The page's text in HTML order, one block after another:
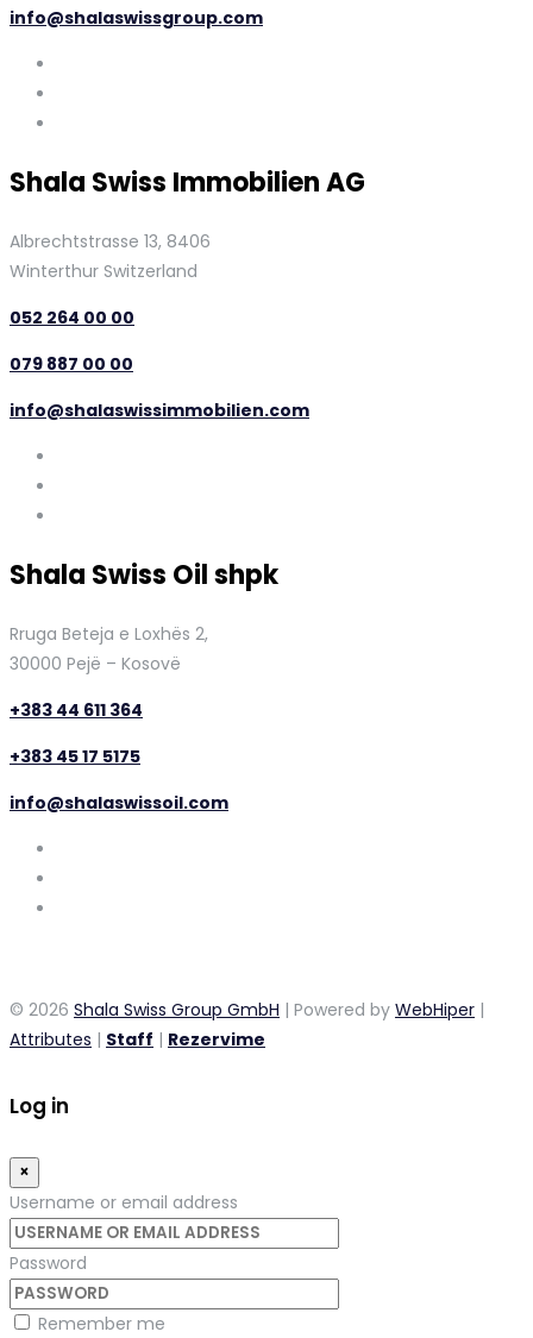
info@shalaswissgroup.com
Shala Swiss Immobilien AG
Albrechtstrasse 13, 8406
Winterthur Switzerland
052 264 00 00
079 887 00 00
info@shalaswissimmobilien.com
Shala Swiss Oil shpk
Rruga Beteja e Loxhës 2,
30000 Pejë – Kosovë
+383 44 611 364
+383 45 17 5175
info@shalaswissoil.com
© 2026 Shala Swiss Group GmbH | Powered by WebHiper |
Attributes | Staff | Rezervime
Log in
×
Username or email address
Password
Remember me